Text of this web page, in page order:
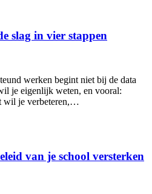
slag in vier stappen
werken begint niet bij de data
je eigenlijk weten, en vooral:
wil je verbeteren,…
van je school versterken